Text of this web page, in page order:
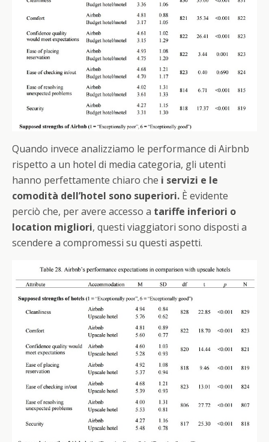
Quando invece analizziamo le performance di Airbnb
rispetto a un hotel di media categoria, gli utenti
hanno perfettamente chiaro che i servizi e le
comodità dell’hotel sono superiori. È evidente
perciò che, per avere accesso a tariffe inferiori o
location migliori, questi viaggiatori sono disposti a
scendere a compromessi su questi aspetti.